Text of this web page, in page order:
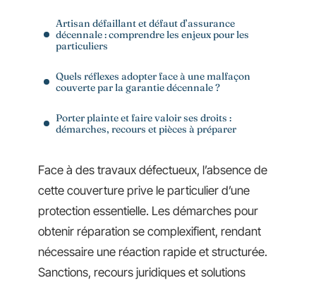
Artisan défaillant et défaut d’assurance
décennale : comprendre les enjeux pour les
particuliers
Quels réflexes adopter face à une malfaçon
couverte par la garantie décennale ?
Porter plainte et faire valoir ses droits :
démarches, recours et pièces à préparer
Face à des travaux défectueux, l’absence de
cette couverture prive le particulier d’une
protection essentielle. Les démarches pour
obtenir réparation se complexifient, rendant
nécessaire une réaction rapide et structurée.
Sanctions, recours juridiques et solutions